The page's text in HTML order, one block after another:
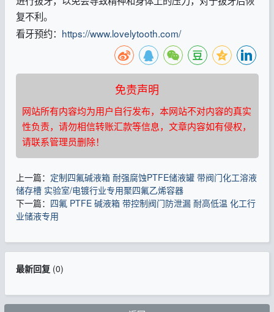
复不利。
看牙预约： https://www.lovelytooth.com/
免责声明
网站所有内容均为用户自行发布，本网站不对内容的真实
性负责，请勿相信转账汇款等信息，文章内容如有侵权，
请联系管理员删除！
上一篇： 定制四氟碱液箱 耐强腐蚀PTFE储液罐 带阀门化工溶液
储存槽 实验室/电镀行业专用聚四氟乙烯容器
下一篇： 四氟 PTFE 碱液箱 带控制阀门防泄漏 耐高低温 化工行
业储液专用
最新回复(0)